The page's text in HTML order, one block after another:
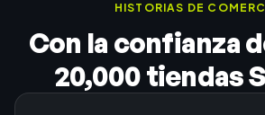
HISTORIAS DE
Con la confianza
20,000 tiendas